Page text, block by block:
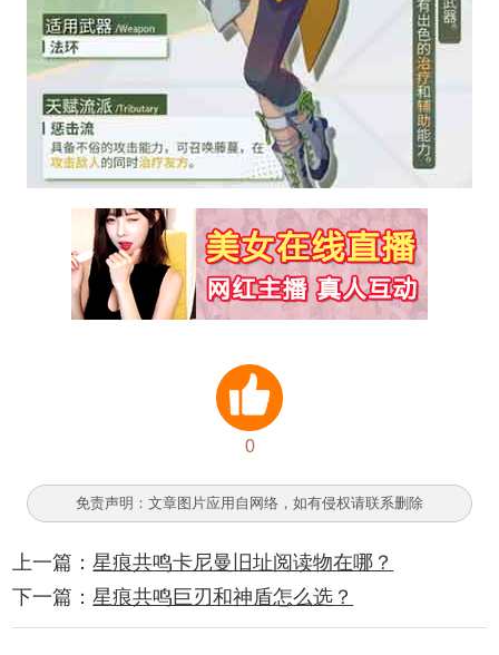
0
免责声明：文章图片应用自网络，如有侵权请联系删除
上一篇：星痕共鸣卡尼曼旧址阅读物在哪？
下一篇：星痕共鸣巨刃和神盾怎么选？